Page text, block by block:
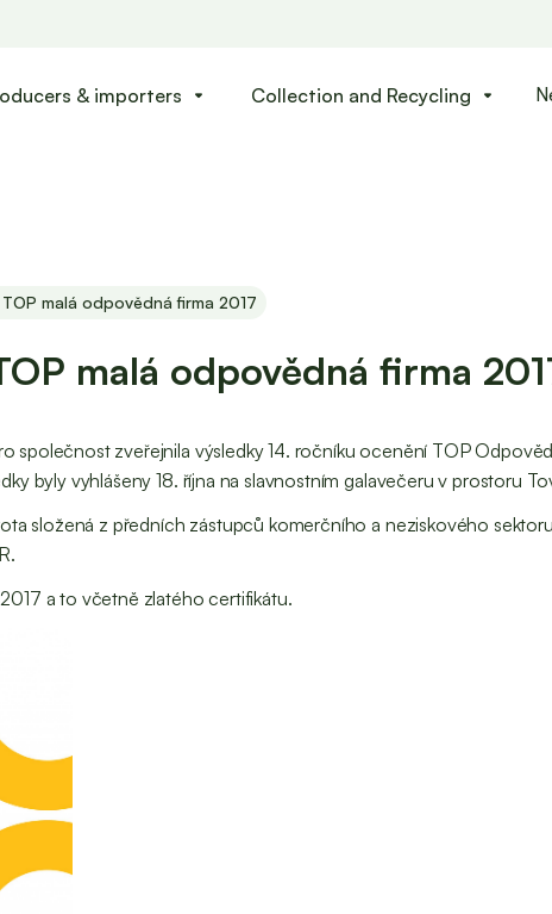
& importers arrow_drop_down Collection and Recycling arrow_drop_down
malá odpovědná firma 2017
malá odpovědná firma
společnost zveřejnila výsledky 14. ročníku ocenění TOP
byly vyhlášeny 18. října na slavnostním galavečeru v prostoru
složená z předních zástupců komerčního a neziskového
a to včetně zlatého certifikátu.